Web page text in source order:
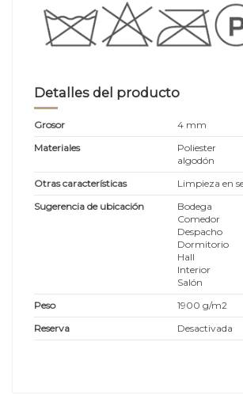
Detalles del producto
Grosor
4 mm
Materiales
Poliester
algodón
Otras características
Limpieza en
Sugerencia de ubicación
Bodega
Comedor
Despacho
Dormitorio
Hall
Interior
Salón
Peso
1900 g/m2
Reserva
Desactivada